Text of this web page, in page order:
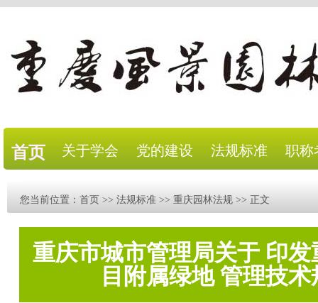
首页 关于学会 党的建设 法规标准 职称
您当前位置： 首页 >> 法规标准 >> 重庆园林法规 >> 正文
重庆市城市管理局关于 印
目附属绿地 管理技